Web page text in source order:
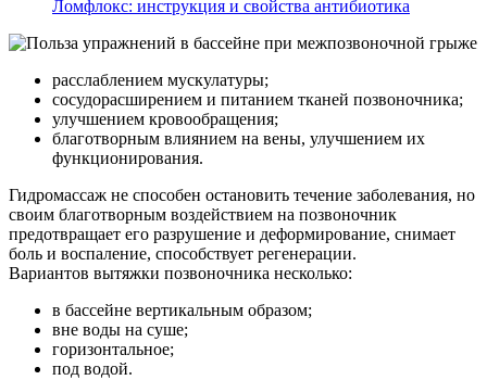
Ломфлокс: инструкция и свойства антибиотика
расслаблением мускулатуры;
сосудорасширением и питанием тканей позвоночника;
улучшением кровообращения;
благотворным влиянием на вены, улучшением их
функционирования.
Гидромассаж не способен остановить течение заболевания, но
своим благотворным воздействием на позвоночник
предотвращает его разрушение и деформирование, снимает
боль и воспаление, способствует регенерации.
Вариантов вытяжки позвоночника несколько:
в бассейне вертикальным образом;
вне воды на суше;
горизонтальное;
под водой.